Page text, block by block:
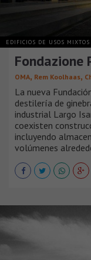
EDIFICIOS DE USOS MIXTOS
Fondazione
OMA, Rem Koolhaas,
La nueva
destilería de
industrial Largo
coexisten
incluyendo
volúmenes